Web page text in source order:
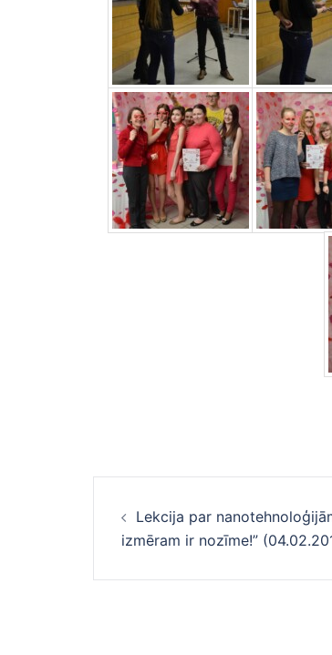
navigācija
Lekcija par
izmēram ir nozīme!”